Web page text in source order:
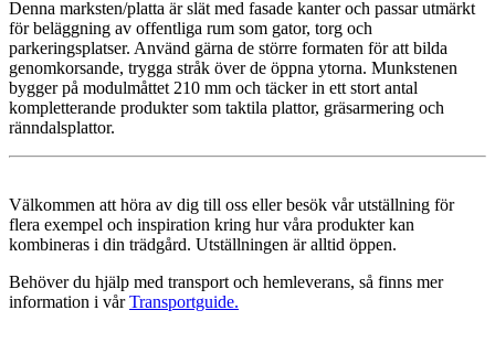
Denna marksten/platta är slät med fasade kanter och passar utmärkt
för beläggning av offentliga rum som gator, torg och
parkeringsplatser. Använd gärna de större formaten för att bilda
genomkorsande, trygga stråk över de öppna ytorna. Munkstenen
bygger på modulmåttet 210 mm och täcker in ett stort antal
kompletterande produkter som taktila plattor, gräsarmering och
ränndalsplattor.
Välkommen att höra av dig till oss eller besök vår utställning för
flera exempel och inspiration kring hur våra produkter kan
kombineras i din trädgård. Utställningen är alltid öppen.
Behöver du hjälp med transport och hemleverans, så finns mer
information i vårTransportguide.